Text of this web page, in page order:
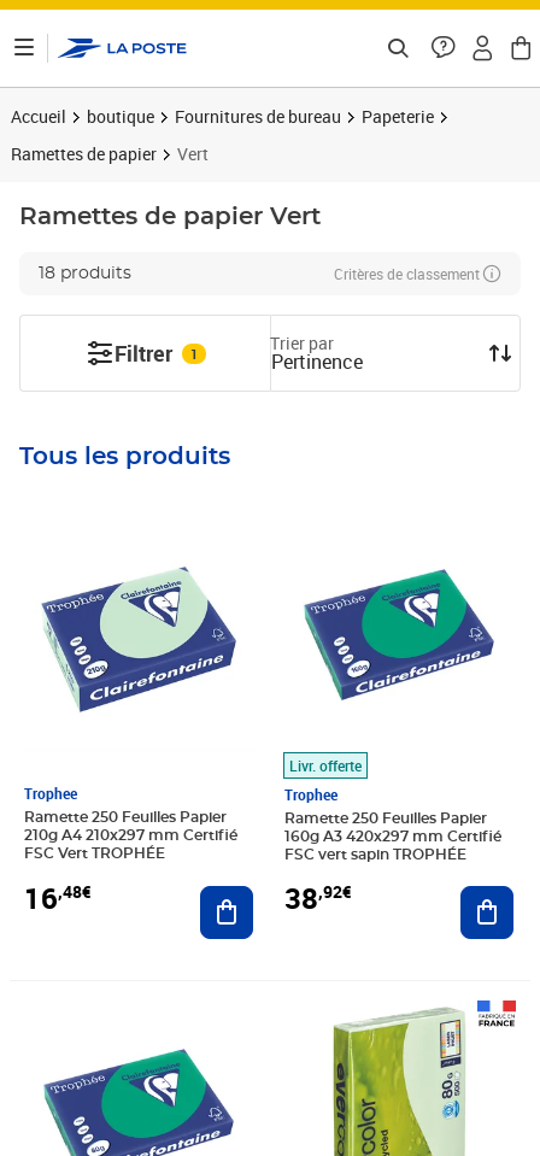
Accueil boutique Fournitures de bureau
Papeterie
Ramettes de papier
Vert
Ramettes de papier Vert
18 produits Critères de classement
Filtrer 1 Trier par
Pertinence
Tous les produits
Trophee
Ramette 250 Feuilles Papier
210g A4 210x297 mm Certifié
FSC Vert TROPHÉE
16,48€ Ajouter au panier
Livr. offerte
Trophee
Ramette 250 Feuilles Papier
160g A3 420x297 mm Certifié
FSC vert sapin TROPHÉE
38,92€